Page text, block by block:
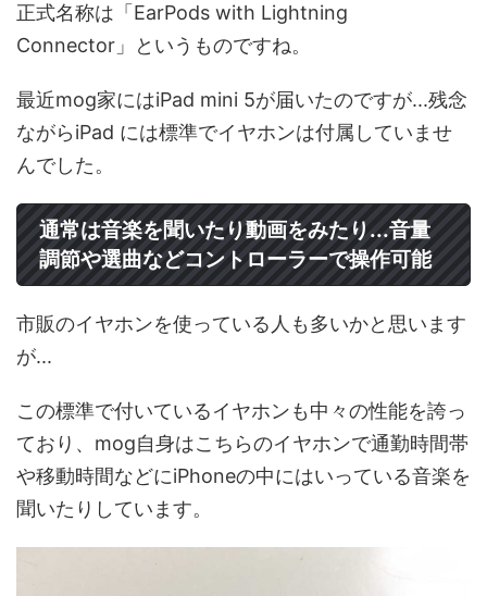
正式名称は「EarPods with Lightning
Connector」というものですね。
最近mog家にはiPad mini 5が届いたのですが...残念
ながらiPad には標準でイヤホンは付属していませ
んでした。
通常は音楽を聞いたり動画をみたり...音量
調節や選曲などコントローラーで操作可能
市販のイヤホンを使っている人も多いかと思います
が...
この標準で付いているイヤホンも中々の性能を誇っ
ており、mog自身はこちらのイヤホンで通勤時間帯
や移動時間などにiPhoneの中にはいっている音楽を
聞いたりしています。